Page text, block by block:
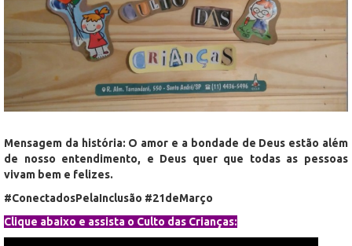
Mensagem da história: O amor e a bondade de Deus estão além
de nosso entendimento, e Deus quer que todas as pessoas
vivam bem e felizes.
#ConectadosPelaInclusão #21deMarço
Clique abaixo e assista o Culto das Crianças: